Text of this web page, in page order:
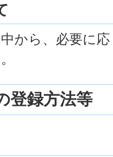
から、必要に
登録方法等